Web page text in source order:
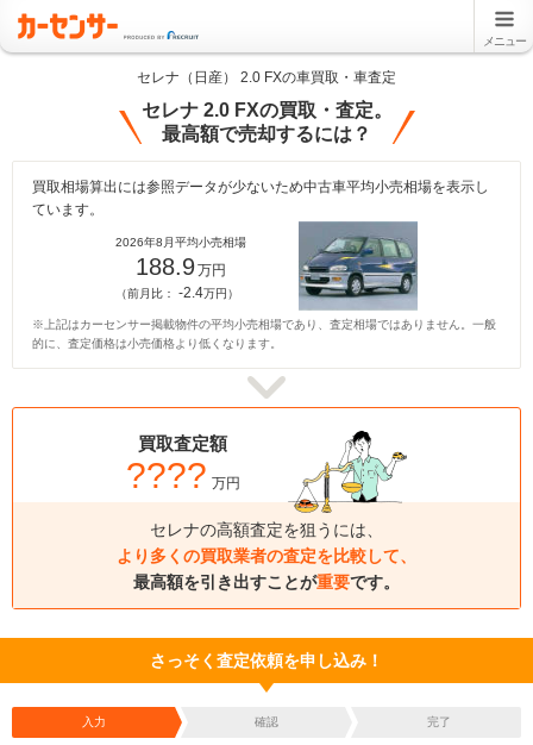
メニュー
セレナ（日産） 2.0 FXの車買取・車査定
セレナ 2.0 FXの買取・査定。
最高額で売却するには？
買取相場算出には参照データが少ないため中古車平均小売相場を表示し
ています。
2026年8月平均小売相場
188.9万円
（前月比： -2.4万円）
※上記はカーセンサー掲載物件の平均小売相場であり、査定相場ではありません。一般
的に、査定価格は小売価格より低くなります。
買取査定額
???? 万円
セレナの高額査定を狙うには、
より多くの買取業者の査定を比較して、
最高額を引き出すことが重要です。
さっそく査定依頼を申し込み！
入力 確認 完了